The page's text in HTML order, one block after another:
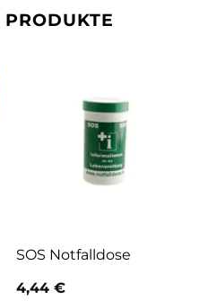
SOS Notfalldose
4,44 €